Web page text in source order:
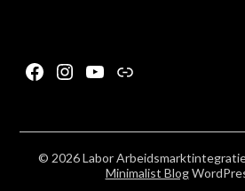
Facebook
Instagram
YouTube
Link
© 2026 Labor
Minimalist Blog